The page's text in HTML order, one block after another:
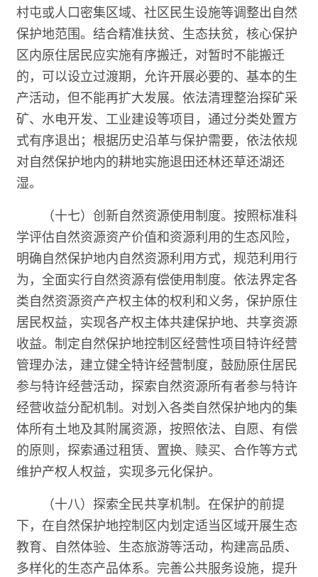
村屯或人口密集区域、社区民生设施等调整出自然
保护地范围。结合精准扶贫、生态扶贫，核心保护
区内原住居民应实施有序搬迁，对暂时不能搬迁
的，可以设立过渡期，允许开展必要的、基本的生
产活动，但不能再扩大发展。依法清理整治探矿采
矿、水电开发、工业建设等项目，通过分类处置方
式有序退出；根据历史沿革与保护需要，依法依规
对自然保护地内的耕地实施退田还林还草还湖还
湿。
（十七）创新自然资源使用制度。按照标准科
学评估自然资源资产价值和资源利用的生态风险，
明确自然保护地内自然资源利用方式，规范利用行
为，全面实行自然资源有偿使用制度。依法界定各
类自然资源资产产权主体的权利和义务，保护原住
居民权益，实现各产权主体共建保护地、共享资源
收益。制定自然保护地控制区经营性项目特许经营
管理办法，建立健全特许经营制度，鼓励原住居民
参与特许经营活动，探索自然资源所有者参与特许
经营收益分配机制。对划入各类自然保护地内的集
体所有土地及其附属资源，按照依法、自愿、有偿
的原则，探索通过租赁、置换、赎买、合作等方式
维护产权人权益，实现多元化保护。
（十八）探索全民共享机制。在保护的前提
下，在自然保护地控制区内划定适当区域开展生态
教育、自然体验、生态旅游等活动，构建高品质、
多样化的生态产品体系。完善公共服务设施，提升